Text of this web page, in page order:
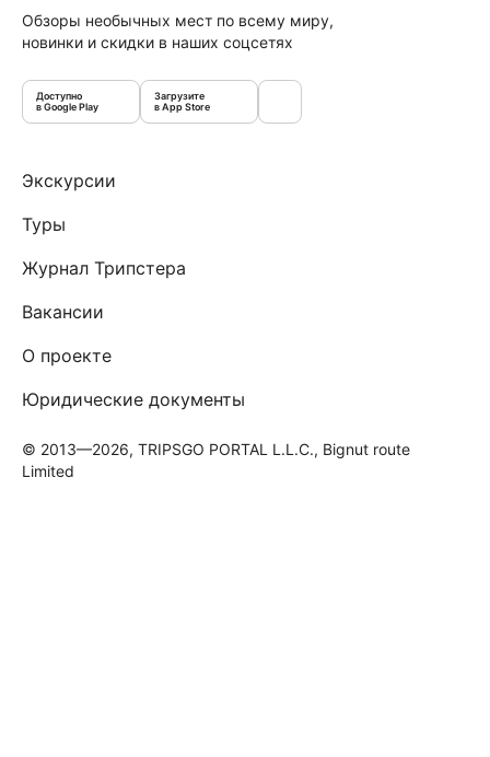
Обзоры необычных мест по всему миру,
новинки и скидки в наших соцсетях
Доступно
в Google Play
Загрузите
в App Store
Экскурсии
Туры
Журнал Трипстера
Вакансии
О проекте
Юридические документы
© 2013—2026, TRIPSGO PORTAL L.L.C., Bignut route
Limited